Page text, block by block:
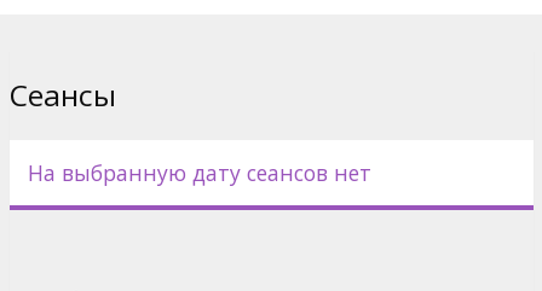
Сеансы
На выбранную дату сеансов нет